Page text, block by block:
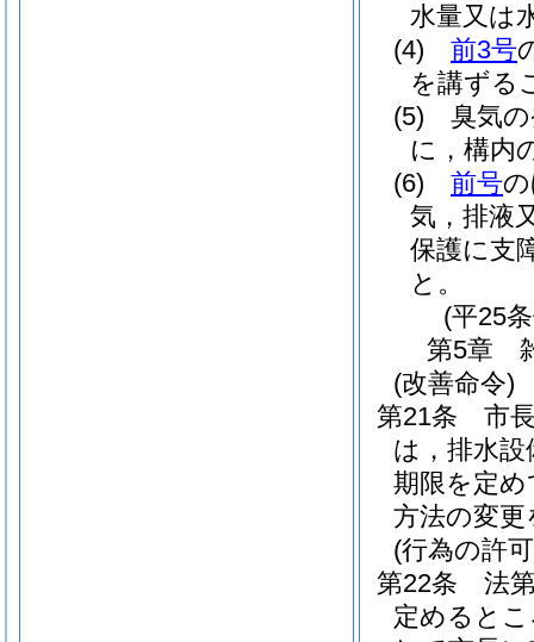
水量又は
(4)
前3号
を講ずる
(5)
臭気
に，構内
(6)
前号
気，排液
保護に支
と。
(平25
第5章
(改善命令)
第21条
市
は，排水
期限を定
方法の変
(行為の許
第22条
法
定めると